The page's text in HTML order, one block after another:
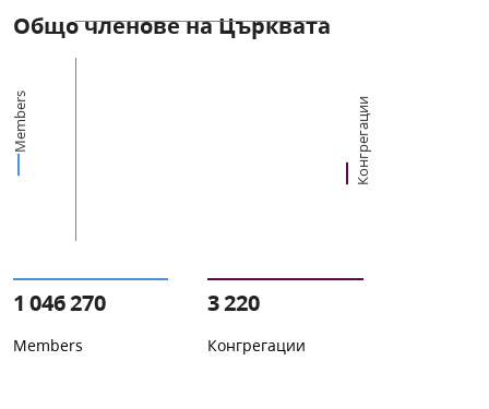
Общо членове на Църквата
Members Конгрегации
1 046 270
Members
3 220
Конгрегации